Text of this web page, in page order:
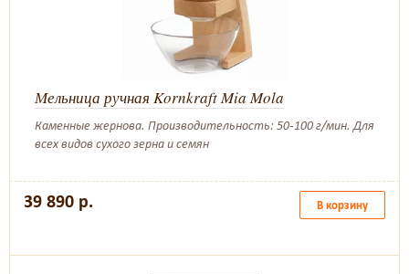
Мельница ручная Kornkraft Mia Mola
Каменные жернова. Производительность: 50-100 г/мин. Для
всех видов сухого зерна и семян
39 890 р. В корзину